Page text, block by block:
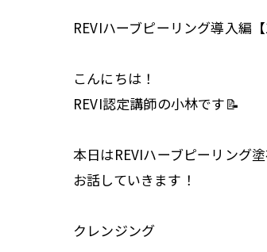
REVIハーブピーリング導入編
こんにちは！
REVI認定講師の小林です📝
本日はREVIハーブピーリング
お話していきます！
クレンジング